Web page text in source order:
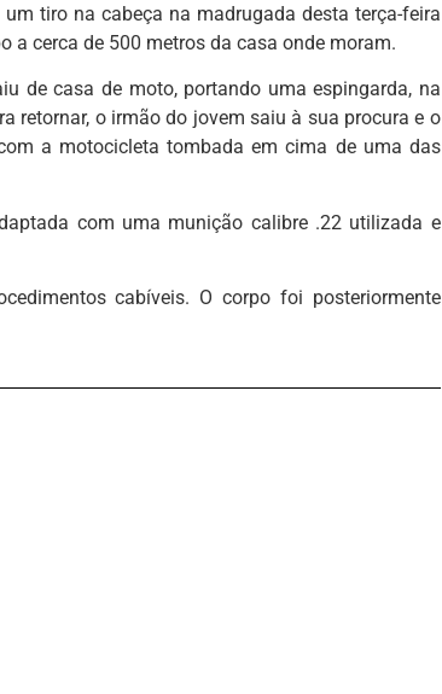
tiro na cabeça na madrugada desta terça-feira
a cerca de 500 metros da casa onde moram.
de casa de moto, portando uma espingarda, na
retornar, o irmão do jovem saiu à sua procura e o
a motocicleta tombada em cima de uma das
com uma munição calibre .22 utilizada e
cabíveis. O corpo foi posteriormente